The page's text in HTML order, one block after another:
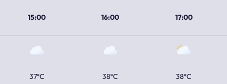
15:00 16:00 17:00
37ºC 38ºC 38ºC